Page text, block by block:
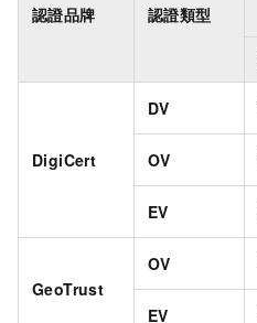
認證品牌 認證類型
DigiCert
DV
OV
EV
GeoTrust
OV
EV